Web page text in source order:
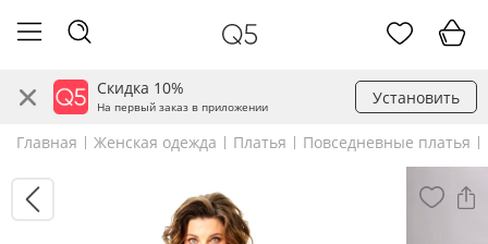
Скидка 10%
На первый заказ в приложении Установить
Главная Женская одежда Платья Повседневные платья